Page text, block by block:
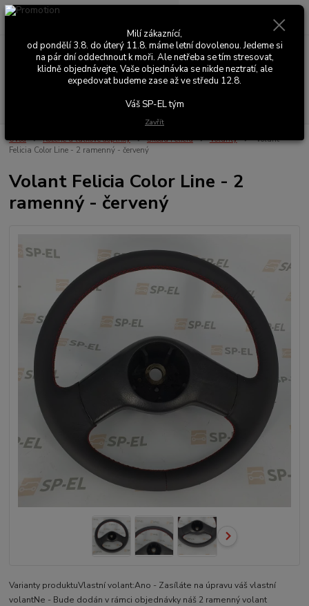
Menu
+420 603 411 581
0,00 Kč
Úvod Kožené a látkové doplňky Škoda Felicia Volanty
Volant
Felicia Color Line - 2 ramenný - červený
Volant Felicia Color Line - 2
ramenný - červený
Varianty produktuVlastní volant:Ano - Zasíláte na úpravu váš vlastní
volantNe - Bude dodán v rámci objednávky náš 2 ramenný volant
Milí zákaznící,
od pondělí 3.8. do úterý 11.8. máme letní dovolenou. Jedeme si
na pár dní oddechnout k moři. Ale netřeba se tím stresovat,
klidně objednávejte, Vaše objednávka se nikde neztratí, ale
expedovat budeme zase až ve středu 12.8.
Váš SP-EL tým
Zavřít